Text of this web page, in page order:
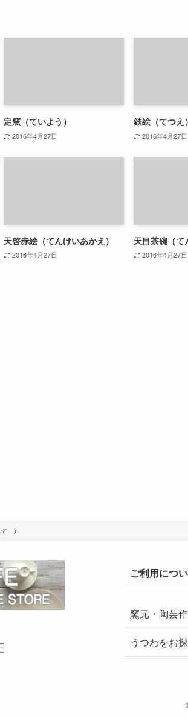
定窯（ていよう）
2016年4月27日
鉄絵（てつえ）
2016年4月27日
天啓赤絵（てんけいあかえ）
2016年4月27日
天目茶碗（て
2016年4月27日
て
ご利用につ
窯元・陶芸
うつわをお